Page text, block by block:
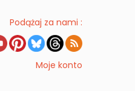
Podążaj za nami :
Moje konto